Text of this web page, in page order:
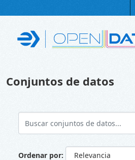
Conjuntos de datos
Ordenar por